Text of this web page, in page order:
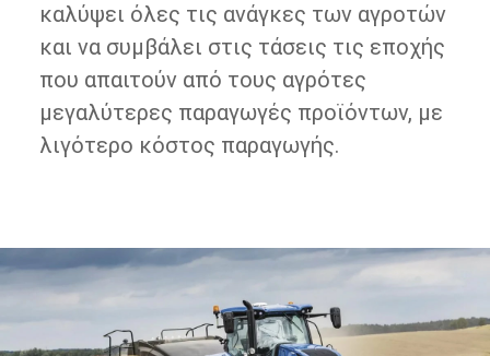
καλύψει όλες τις ανάγκες των αγροτών
και να συμβάλει στις τάσεις τις εποχής
που απαιτούν από τους αγρότες
μεγαλύτερες παραγωγές προϊόντων, με
λιγότερο κόστος παραγωγής.